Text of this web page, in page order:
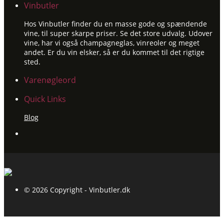
Vinbutler
Hos Vinbutler finder du en masse gode og spændende
vine, til super skarpe priser. Se det store udvalg. Udover
vine, har vi også champagneglas, vinreoler og meget
andet. Er du vin elsker, så er du kommet til det rigtige
sted.
Varenøgleord
Quick Links
Blog
© 2026 Copyright - Vinbutler.dk